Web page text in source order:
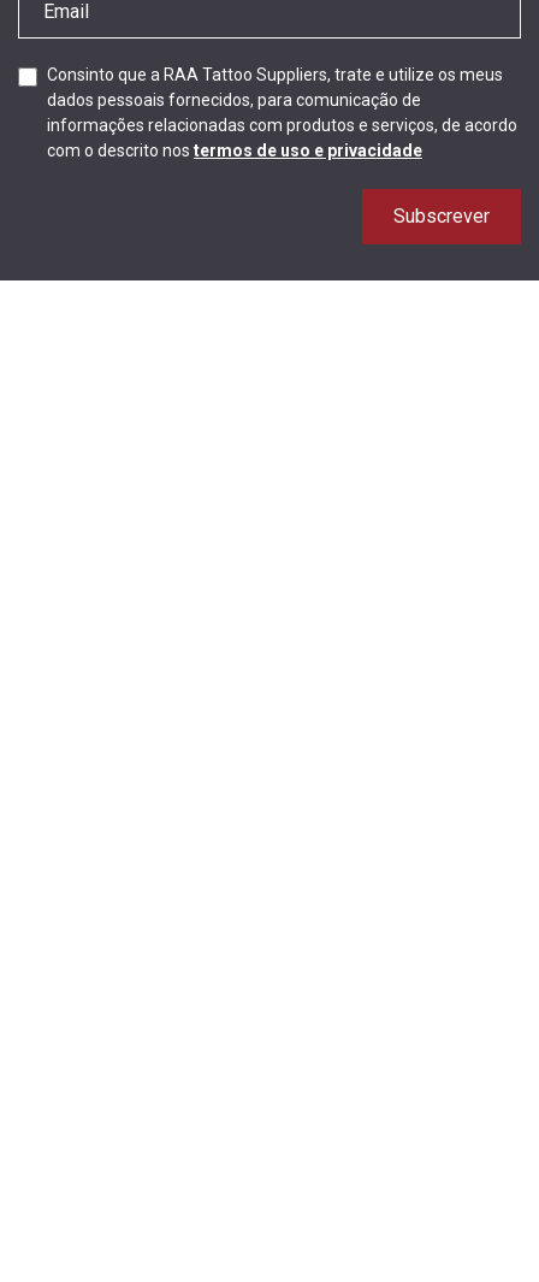
Consinto que a RAA Tattoo Suppliers, trate e utilize os meus
dados pessoais fornecidos, para comunicação de
informações relacionadas com produtos e serviços, de acordo
com o descrito nos termos de uso e privacidade
Subscrever